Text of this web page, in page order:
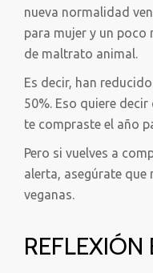
nueva normalidad
para mujer y un poco
de maltrato animal.
Es decir, han
50%. Eso quiere
te compraste el año
Pero si vuelves a
alerta, asegúrate que
veganas.